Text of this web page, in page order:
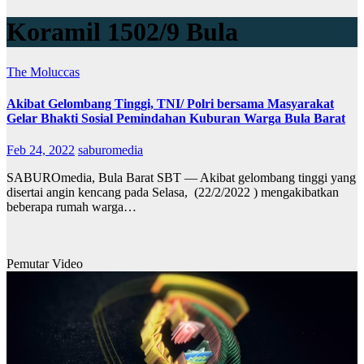
Koramil 1502/9 Bula
The Moluccas
Akibat Gelombang Tinggi, TNI/ Polri bersama Masyarakat
Gelar Bhakti Sosial Pemindahan Kuburan Warga Bula Barat
Feb 24, 2022 saburomedia
SABUROmedia, Bula Barat SBT — Akibat gelombang tinggi yang
disertai angin kencang pada Selasa, (22/2/2022 ) mengakibatkan
beberapa rumah warga…
Pemutar Video